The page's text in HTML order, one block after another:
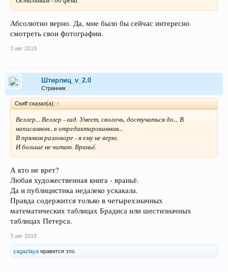
Абсолютно верно. Да, мне было бы сейчас интересно
смотреть свои фотографии.
3 авг 2018
Штирлиц_v_2.0
Странник
Скиff сказал(а): ↑
Веллер... Веллер - гад. Умеет, сволочь, достучаться до... В
написанном.. в отредактированном...
В прямом разговоре - я ему не верю.
И больше не читаю. Враньё.
А кто не врет?
Любая художественная книга - враньё.
Да и публицистика недалеко ускакала.
Правда содержится только в четырехзначных
математических таблицах Брадиса или шестизначных
таблицах Петерса.
3 авг 2018
yagazlaya нравится это.